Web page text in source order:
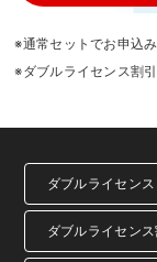
※通常セットでお申込
※ダブルライセンス割
ダブルライセンス
ダブルライセン